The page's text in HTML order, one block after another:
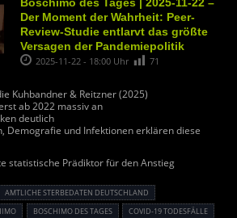
Der Moment der Wahrheit: Peer-
Review-Studie entlarvt das größte
Versagen der Pandemiepolitik
2025-11-22 - 18:00 Uhr 71
Kuhbandner & Reitzner (2025)
ab 2022 massiv an
deutlich
Demografie und Infektionen erklären diese
statistische Prädiktor für den Anstieg
AMTLICHE STERBEDATEN DEUTSCHLAND
BOSCHIMO DES TAGES
COVID-19 TODESFÄLLE